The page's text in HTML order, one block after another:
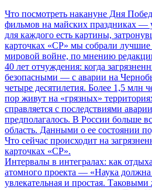
Что посмотреть накануне Дня
фильмов на майских праздниках —
для каждого есть картины,
карточках «СР» мы собрали
мировой войне, по мнению
40 лет отчуждения: когда
безопасными — с аварии на
четыре десятилетия. Более 1,5 млн
пор живут на «грязных»
справляется с последствиями
предполагалось. В России больше
область. Данными о ее состоянии
Что сейчас происходит на
карточках «СР».
Интервалы в интегралах: как
атомного проекта — «Наука должна
увлекательная и простая.